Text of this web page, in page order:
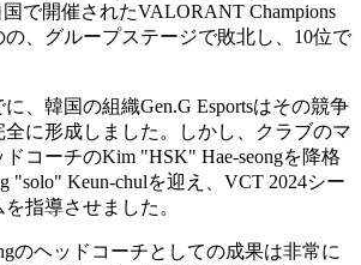
国で開催されたVALORANT Champions
の、グループステージで敗北し、10位で
、韓国の組織Gen.G Esportsはその競争
に形成しました。しかし、クラブのマ
コーチのKim "HSK" Hae-seongを降格
"solo" Keun-chulを迎え、VCT 2024シー
指導させました。
のヘッドコーチとしての成果は非常に